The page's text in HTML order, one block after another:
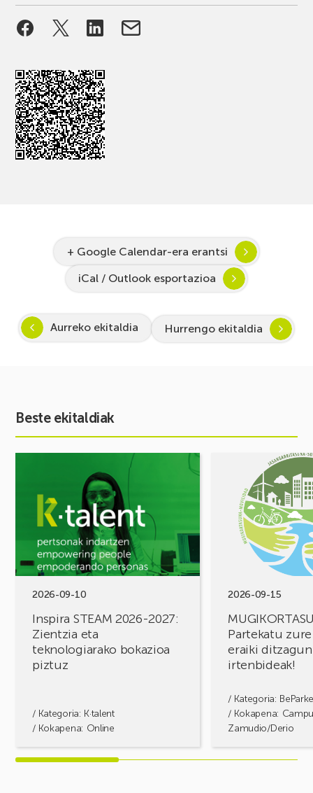
+ Google Calendar-era erantsi
iCal / Outlook esportazioa
Aurreko ekitaldia Hurrengo ekitaldia
Beste ekitaldiak
2026-09-10
Inspira STEAM 2026-2027:
Zientzia eta
teknologiarako bokazioa
piztuz
/ Kategoria: K·talent
/ Kokapena: Online
STEAM
Zientzia
eta
teknologiarako
bokazioa
2026-09-15
Partekatu
eraiki ditzagun
irtenbideak!
/ Kategoria:
/ Kokapena:
Zamudio/Derio
MUGIKORTASUN
FOROA
Partekatu
erronkak,
irtenbideak!